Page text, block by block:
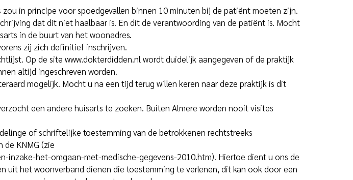
in principe voor spoedgevallen binnen 10 minuten bij de patiënt moeten zijn.
dat dit niet haalbaar is. En dit de verantwoording van de patiënt is. Mocht
in de buurt van het woonadres.
zij zich definitief inschrijven.
Op de site www.dokterdidden.nl wordt duidelijk aangegeven of de praktijk
altijd ingeschreven worden.
mogelijk. Mocht u na een tijd terug willen keren naar deze praktijk is dit
een andere huisarts te zoeken. Buiten Almere worden nooit visites
of schriftelijke toestemming van de betrokkenen rechtstreeks
KNMG (zie
het-omgaan-met-medische-gegevens-2010.htm). Hiertoe dient u ons de
uit het woonverband dienen die toestemming te verlenen, dit kan ook door een